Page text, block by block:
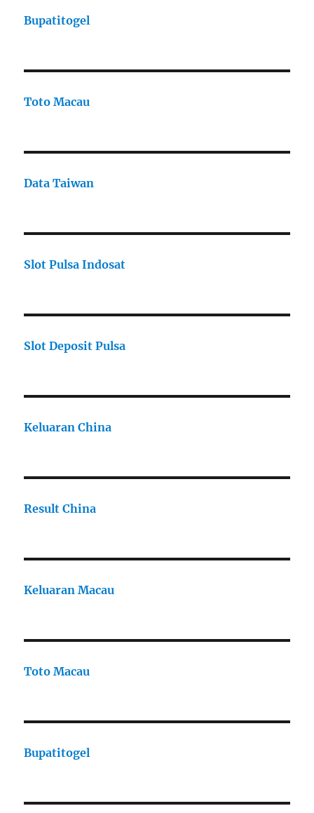
Bupatitogel
Toto Macau
Data Taiwan
Slot Pulsa Indosat
Slot Deposit Pulsa
Keluaran China
Result China
Keluaran Macau
Toto Macau
Bupatitogel